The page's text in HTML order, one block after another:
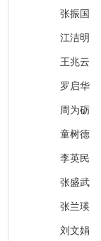
张振国
江洁明
王兆云
罗启华
周为砺
童树德
李英民
张盛武
张兰瑛
刘文娟